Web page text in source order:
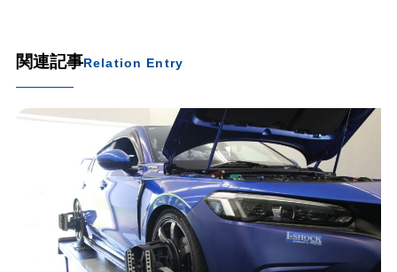
関連記事Relation Entry